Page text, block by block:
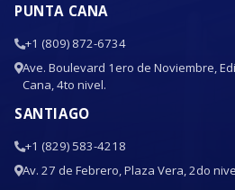
PUNTA CANA
+1 (809) 872-6734
Ave. Boulevard 1ero de Noviembre,
Cana, 4to nivel.
SANTIAGO
+1 (829) 583-4218
Av. 27 de Febrero, Plaza Vera, 2do